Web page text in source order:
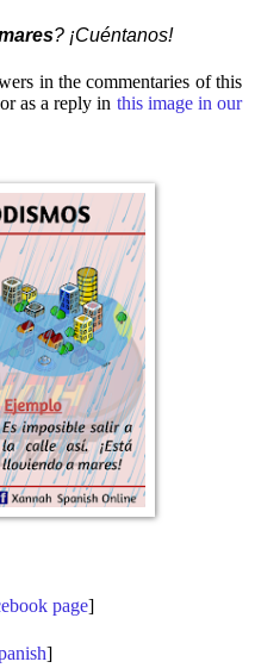
? ¡Cuéntanos!
in the commentaries of this
or as a reply in this image in our
page]
]